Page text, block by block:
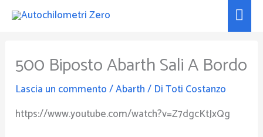
Vai
500 Biposto Abarth Sali A Bordo
Lascia un commento/Abarth/ DiToti Costanzo
https://www.youtube.com/watch?v=Z7dgcKtJxQg